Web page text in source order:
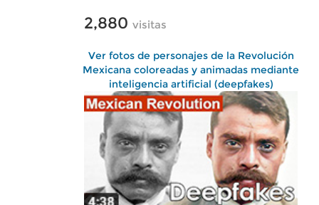
2,880 visitas
Ver fotos de personajes de la Revolución
Mexicana coloreadas y animadas mediante
inteligencia artificial (deepfakes)